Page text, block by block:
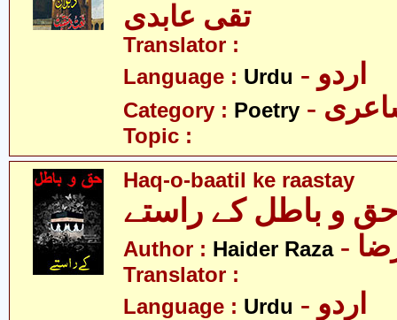
تقی عابدی
Translator :
Language : Urdu - اردو
Category : Poetry
Topic :
Haq-o-baatil ke raastay
و باطل کے راستے
Author : Haider Raza
Translator :
Language : Urdu - اردو